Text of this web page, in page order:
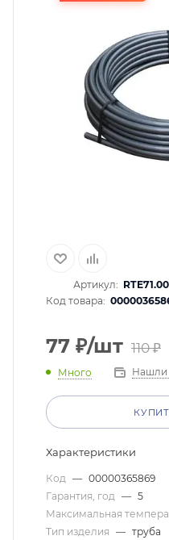
Артикул:
Код товара:
77 ₽/шт 110₽
Много Нашли
Характеристики
Код — 00000365869
Гарантия, год — 5
Максимальная
Тип изделия — труба
ЗАКАЗАТЬ ЗВОНОК